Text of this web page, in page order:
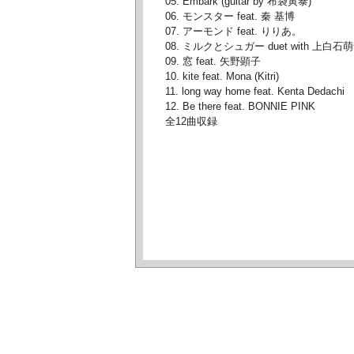
06. モンスター feat. 秦 基博
07. アーモンド feat. りりあ。
08. ミルクとシュガー duet with 上白石
09. 窓 feat. 矢野顕子
10. kite feat. Mona (Kitri)
11. long way home feat. Kenta Dedachi
12. Be there feat. BONNIE PINK
全12曲収録